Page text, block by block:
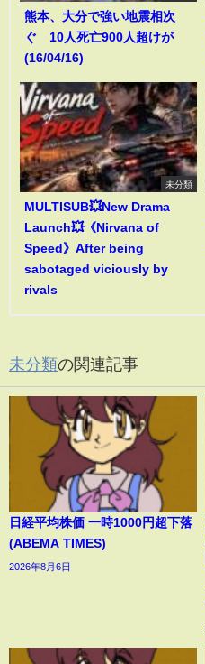
熊本、大分で強い地震相次
ぐ 10人死亡900人超けが
(16/04/16)
未分類
MULTISUB💥New Drama
Launch💥《Nirvana of
Speed》After being
sabotaged viciously by
rivals
未分類の関連記事
日経平均株価 一時1000円超下落
(ABEMA TIMES)
2026年8月6日